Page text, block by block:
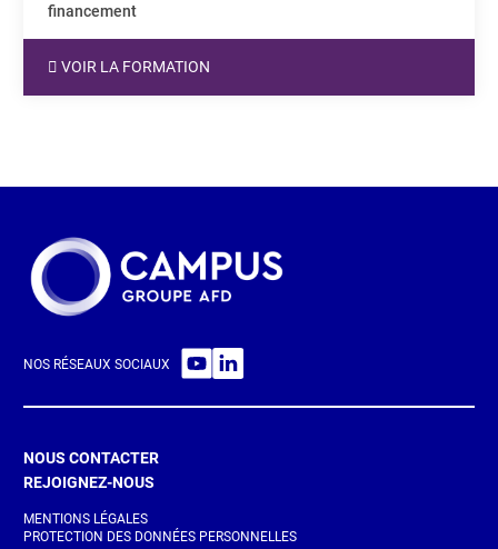
financement
VOIR LA FORMATION
NOS RÉSEAUX SOCIAUX
NOUS CONTACTER
REJOIGNEZ-NOUS
MENTIONS LÉGALES
PROTECTION DES DONNÉES PERSONNELLES